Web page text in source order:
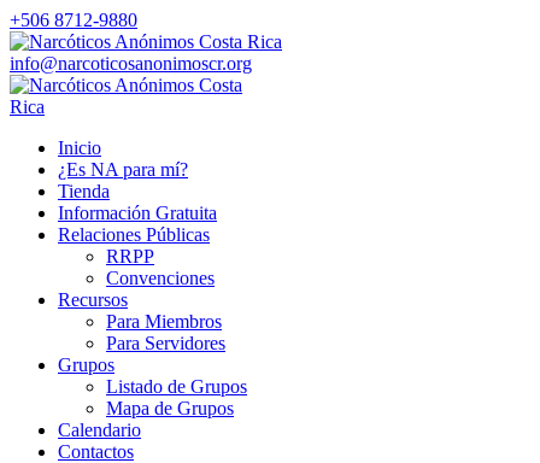
+506 8712-9880
info@narcoticosanonimoscr.org
Inicio
¿Es NA para mí?
Tienda
Información Gratuita
Relaciones Públicas
RRPP
Convenciones
Recursos
Para Miembros
Para Servidores
Grupos
Listado de Grupos
Mapa de Grupos
Calendario
Contactos